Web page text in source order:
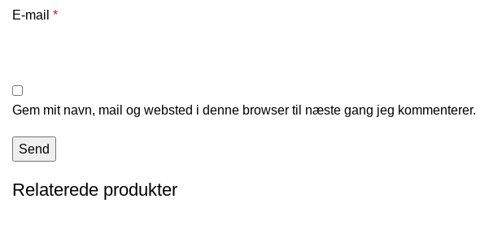
E-mail *
Gem mit navn, mail og websted i denne browser til næste gang jeg kommenterer.
Relaterede produkter